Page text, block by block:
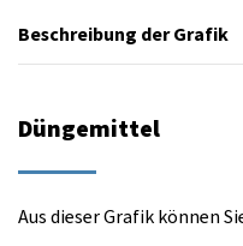
Beschreibung der Grafik
Düngemittel
Aus dieser Grafik können